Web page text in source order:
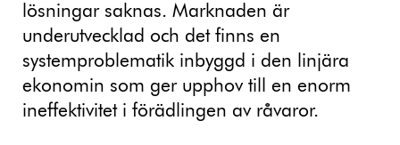
lösningar saknas. Marknaden är
underutvecklad och det finns en
systemproblematik inbyggd i den linjära
ekonomin som ger upphov till en enorm
ineffektivitet i förädlingen av råvaror.